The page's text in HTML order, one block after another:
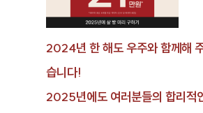
2024년 한 해도 우주와 함께해
습니다!
2025년에도 여러분들의 합리적